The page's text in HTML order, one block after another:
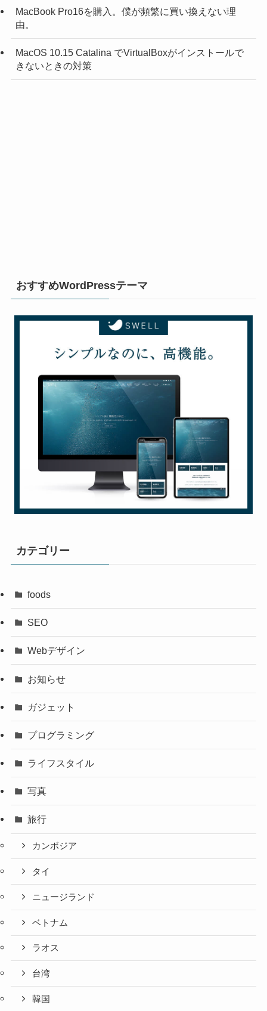
MacBook Pro16を購入。僕が頻繁に買い換えない理
由。
MacOS 10.15 Catalina でVirtualBoxがインストールで
きないときの対策
おすすめWordPressテーマ
カテゴリー
foods
SEO
Webデザイン
お知らせ
ガジェット
プログラミング
ライフスタイル
写真
旅行
カンボジア
タイ
ニュージランド
ベトナム
ラオス
台湾
韓国